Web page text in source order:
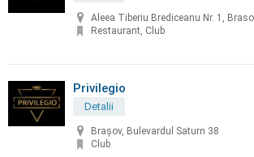
Aleea Tiberiu Brediceanu Nr. 1,
Restaurant, Club
Privilegio
Detalii
Brașov, Bulevardul Saturn 38
Club